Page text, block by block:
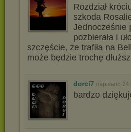
Rozdział
szkoda
Jednocześnie
pozbierała i
szczęście, że trafiła na
może będzie trochę
dorci7 napisano
bardzo